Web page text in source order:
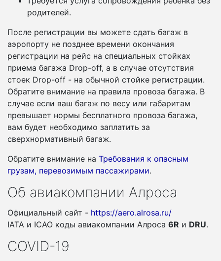
родителей.
После регистрации вы можете сдать багаж в
аэропорту не позднее времени окончания
регистрации на рейс на специальных стойках
приема багажа Drop-off, а в случае отсутствия
стоек Drop-off - на обычной стойке регистрации.
Обратите внимание на правила провоза багажа. В
случае если ваш багаж по весу или габаритам
превышает нормы бесплатного провоза багажа,
вам будет необходимо заплатить за
сверхнормативный багаж.
Обратите внимание на Требования к опасным
грузам, перевозимым пассажирами.
Об авиакомпании Алроса
Официальный сайт - https://aero.alrosa.ru/
IATA и ICAO коды авиакомпании Алроса 6R и DRU.
COVID-19